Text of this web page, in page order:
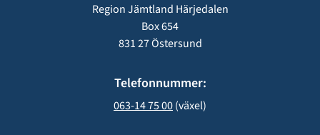
Region Jämtland Härjedalen
Box 654
831 27 Östersund
Telefonnummer:
063-14 75 00 (växel)